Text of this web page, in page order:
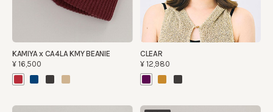
KAMIYA x CA4LA KMY BEANIE
¥16,500
CLEAR
¥12,980